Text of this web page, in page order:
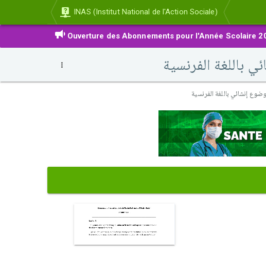
INAS (Institut National de l'Action Sociale)
Ouverture des Abonnements pour l'Année Scolaire